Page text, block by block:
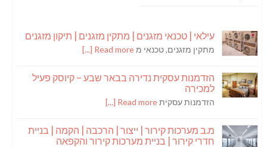
עילאי | טכנאי מזגנים | מתקין מזגנים | תיקון מזגנים
מתקין מזגנים, טכנאי מRead more [...]
הזדמנות עסקית נדירה בבאר שבע – קיוסק פעיל
למכירה
הזדמנות עסקיתRead more [...]
מ.ב מערכות קירור | ייצור | הרכבה | הקמה | בניית
חדרי קירור | בניית מערכות קירור והקפאה